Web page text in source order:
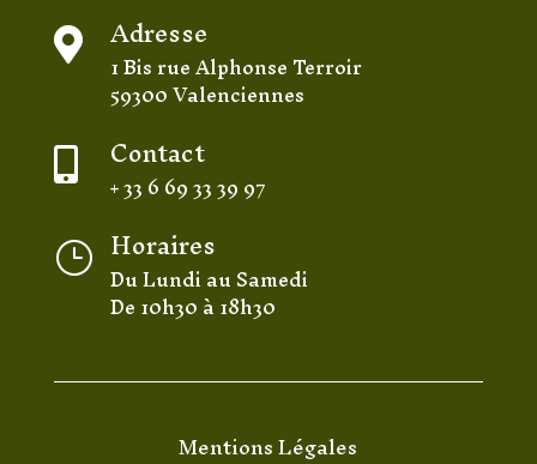
 Adresse
1 Bis rue Alphonse Terroir
59300 Valenciennes
 Contact
+ 33 6 69 33 39 97
} Horaires
Du Lundi au Samedi
De 10h30 à 18h30
Mentions Légales